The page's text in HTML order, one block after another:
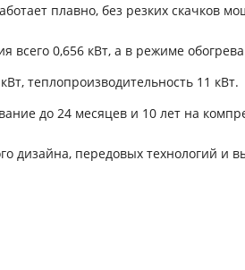
плавно, без резких скачков
0,656 кВт, а в режиме
теплопроизводительность 11 кВт.
до 24 месяцев и 10 лет на
дизайна, передовых технологий и